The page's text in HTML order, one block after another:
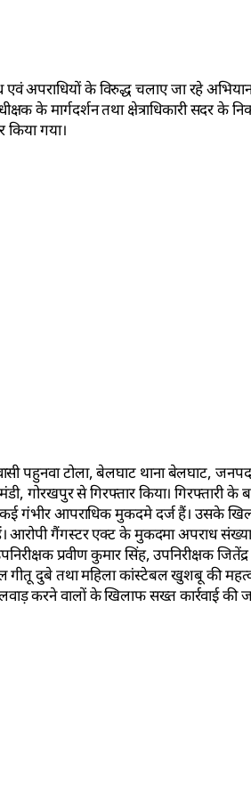
एवं अपराधियों के विरुद्ध चलाए जा रहे
मार्गदर्शन तथा क्षेत्राधिकारी सदर के
गया।
पहुनवा टोला, बेलघाट थाना बेलघाट,
से गिरफ्तार किया। गिरफ्तारी के
गंभीर आपराधिक मुकदमे दर्ज हैं। उसके
गैंगस्टर एक्ट के मुकदमा अपराध
प्रवीण कुमार सिंह, उपनिरीक्षक
दुबे तथा महिला कांस्टेबल खुशबू की
करने वालों के खिलाफ सख्त कार्रवाई की